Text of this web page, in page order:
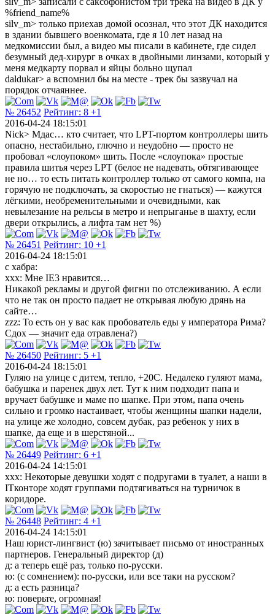
%friend_name%
silv_m> только приехав домой осознал, что этот ДК находится
в здании бывшего военкомата, где я 10 лет назад на
медкомиссии был, а видео мы писали в кабинете, где сидел
безумный дед-хирург в очках в двойными линзами, который у
меня медкарту порвал и яйцы больно щупал
daldukar> а вспомнил бы на месте - трек бы зазвучал на
порядок отчаяннее.
№ 26452 Рейтинг: 8 +1
2016-04-24 18:15:01
Nick> Мдас… кто считает, что LPT-портом контроллеры шить
опасно, нестабильно, глючно и неудобно — просто не
пробовал «слоупоком» шить. После «слоупока» простые
правила шитья через LPT (белое не надевать, обтягивающее
не но… то есть питать контроллер только от самого компа, на
горячую не подключать, за скоростью не гнаться) — кажутся
лёгкими, необременительными и очевидными, как
невылезание на рельсы в метро и непрыганье в шахту, если
двери открылись, а лифта там нет %)
№ 26451 Рейтинг: 10 +1
2016-04-24 18:15:01
с хабра:
xxx: Мне IE3 нравится…
Никакой рекламы и другой фигни по отслеживанию. А если
что не так он просто падает не открывая любую дрянь на
сайте…
zzz: То есть он у вас как пробователь еды у императора Рима?
Сдох — значит еда отравлена?)
№ 26450 Рейтинг: 5 +1
2016-04-24 18:15:01
Гуляю на улице с дитем, тепло, +20C. Недалеко гуляют мама,
бабушка и паренек двух лет. Тут к ним подходит папа и
вручает бабушке и маме по шапке. При этом, папа очень
сильно и громко настаивает, чтобы женщины шапки надели,
на улице же холодно, совсем дубак, раз ребенок у них в
шапке, да еще и в шерстяной...
№ 26449 Рейтинг: 6 +1
2016-04-24 14:15:01
xxx: Некоторые девушки ходят с подругами в туалет, а наши в
ITконторе ходят группами подтягиваться на турничок в
коридоре.
№ 26448 Рейтинг: 4 +1
2016-04-24 14:15:01
Наш юрист-лингвист (ю) зачитывает письмо от иностранных
партнеров. Генеральный директор (д)
д: а теперь ещё раз, только по-русски.
ю: (с сомнением): по-русски, или все таки на русском?
д: а есть разница?
ю: поверьте, огромная!